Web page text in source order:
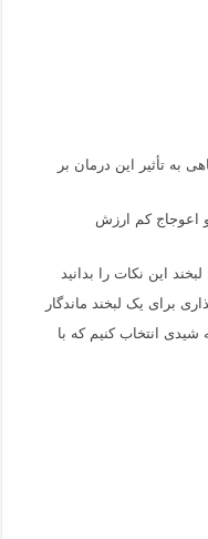
به تأثیر این درمان بر
اعوجاج کم ارزش
این نکات را بدانید
برای یک لبخند ماندگار
انتخاب کنیم که با